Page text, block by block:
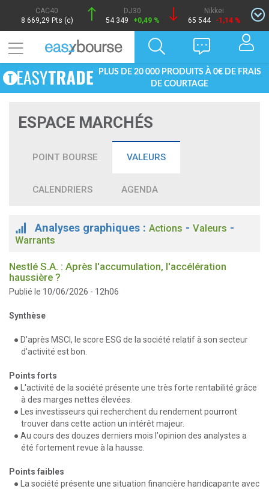
CAC40
8 669,29 Pts (c)
DJ30
54 349
+0,49 %
Nikkei
65 544 -1,14 %
PLUS DE 20 000 PRODUITS À 0€ DE FRAIS
DE COURTAGE
ESPACE MARCHÉS
POINT BOURSE VALEURS
CALENDRIERS AGENDA
Analyses graphiques : Actions - Valeurs -
Warrants
Nestlé S.A. : Après l'accumulation, l'accélération
haussière ?
Publié le 10/06/2026 - 12h06
Synthèse
● D'après MSCI, le score ESG de la société relatif à son secteur
d'activité est bon.
Points forts
● L'activité de la société présente une très forte rentabilité grâce
à des marges nettes élevées.
● Les investisseurs qui recherchent du rendement pourront
trouver dans cette action un intérêt majeur.
● Au cours des douzes derniers mois l'opinion des analystes a
été fortement revue à la hausse.
Points faibles
● La société présente une situation financière handicapante avec